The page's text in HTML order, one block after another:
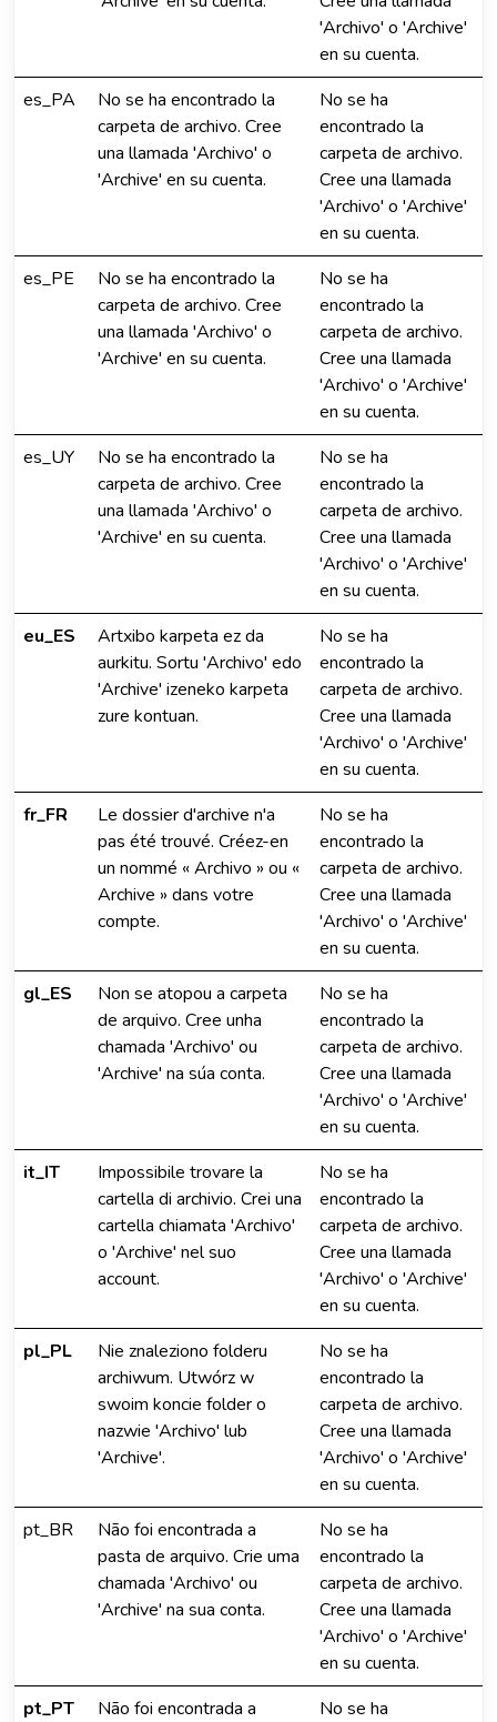
'Archivo' o 'Archive'
en su cuenta.
es_PA
No se ha encontrado la
carpeta de archivo. Cree
una llamada 'Archivo' o
'Archive' en su cuenta.
No se ha
encontrado la
carpeta de archivo.
Cree una llamada
'Archivo' o 'Archive'
en su cuenta.
es_PE
No se ha encontrado la
carpeta de archivo. Cree
una llamada 'Archivo' o
'Archive' en su cuenta.
No se ha
encontrado la
carpeta de archivo.
Cree una llamada
'Archivo' o 'Archive'
en su cuenta.
es_UY
No se ha encontrado la
carpeta de archivo. Cree
una llamada 'Archivo' o
'Archive' en su cuenta.
No se ha
encontrado la
carpeta de archivo.
Cree una llamada
'Archivo' o 'Archive'
en su cuenta.
eu_ES
Artxibo karpeta ez da
aurkitu. Sortu 'Archivo' edo
'Archive' izeneko karpeta
zure kontuan.
No se ha
encontrado la
carpeta de archivo.
Cree una llamada
'Archivo' o 'Archive'
en su cuenta.
fr_FR
Le dossier d'archive n'a
pas été trouvé. Créez-en
un nommé « Archivo » ou «
Archive » dans votre
compte.
No se ha
encontrado la
carpeta de archivo.
Cree una llamada
'Archivo' o 'Archive'
en su cuenta.
gl_ES
Non se atopou a carpeta
de arquivo. Cree unha
chamada 'Archivo' ou
'Archive' na súa conta.
No se ha
encontrado la
carpeta de archivo.
Cree una llamada
'Archivo' o 'Archive'
en su cuenta.
it_IT
Impossibile trovare la
cartella di archivio. Crei una
cartella chiamata 'Archivo'
o 'Archive' nel suo
account.
No se ha
encontrado la
carpeta de archivo.
Cree una llamada
'Archivo' o 'Archive'
en su cuenta.
pl_PL
Nie znaleziono folderu
archiwum. Utwórz w
swoim koncie folder o
nazwie 'Archivo' lub
'Archive'.
No se ha
encontrado la
carpeta de archivo.
Cree una llamada
'Archivo' o 'Archive'
en su cuenta.
pt_BR
Não foi encontrada a
pasta de arquivo. Crie uma
chamada 'Archivo' ou
'Archive' na sua conta.
No se ha
encontrado la
carpeta de archivo.
Cree una llamada
'Archivo' o 'Archive'
en su cuenta.
pt_PT
Não foi encontrada a
No se ha